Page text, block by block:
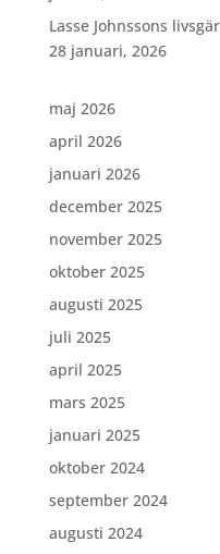
Lasse Johnssons
28 januari, 2026
maj 2026
april 2026
januari 2026
december 2025
november 2025
oktober 2025
augusti 2025
juli 2025
april 2025
mars 2025
januari 2025
oktober 2024
september 2024
augusti 2024